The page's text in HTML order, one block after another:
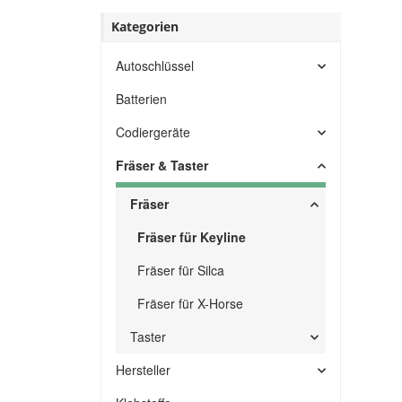
Kategorien
Autoschlüssel
Batterien
Codiergeräte
Fräser & Taster
Fräser
Fräser für Keyline
Fräser für Silca
Fräser für X-Horse
Taster
Hersteller